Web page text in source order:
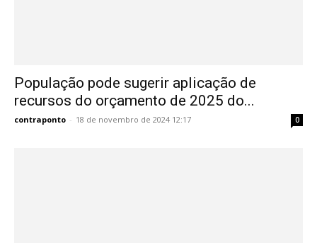
População pode sugerir aplicação de
recursos do orçamento de 2025 do...
contraponto - 18 de novembro de 2024 12:17 0